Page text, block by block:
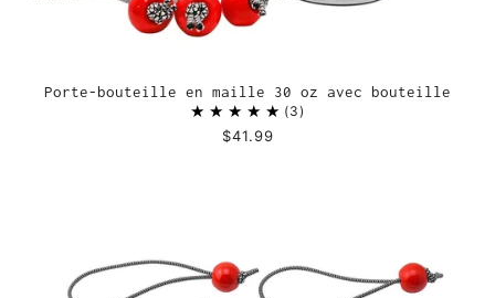
Porte-bouteille en maille 30 oz avec bouteille
3
$41.99